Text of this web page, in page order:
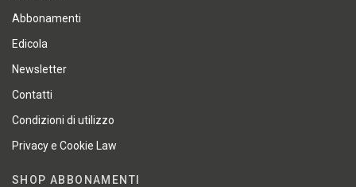
Abbonamenti
Edicola
Newsletter
Contatti
Condizioni di utilizzo
Privacy e Cookie Law
SHOP ABBONAMENTI